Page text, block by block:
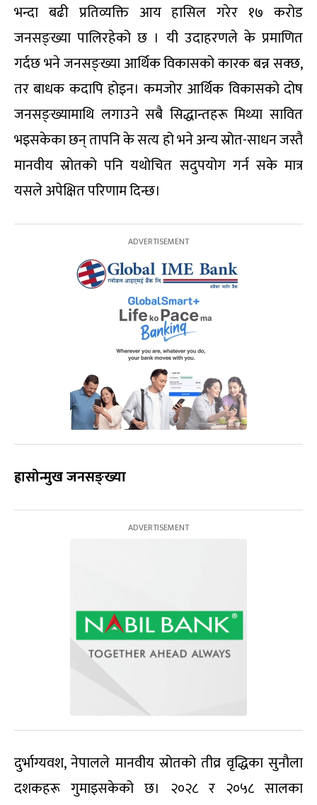
भन्दा बढी प्रतिव्यक्ति आय हासिल गरेर १७ करोड
जनसङ्ख्या पालिरहेको छ । यी उदाहरणले के प्रमाणित
गर्दछ भने जनसङ्ख्या आर्थिक विकासको कारक बन्न सक्छ,
तर बाधक कदापि होइन। कमजोर आर्थिक विकासको दोष
जनसङ्ख्यामाथि लगाउने सबै सिद्धान्तहरू मिथ्या सावित
भइसकेका छन् तापनि के सत्य हो भने अन्य स्रोत-साधन जस्तै
मानवीय स्रोतको पनि यथोचित सदुपयोग गर्न सके मात्र
यसले अपेक्षित परिणाम दिन्छ।
ह्रासोन्मुख जनसङ्ख्या
दुर्भाग्यवश, नेपालले मानवीय स्रोतको तीव्र वृद्धिका सुनौला
दशकहरू गुमाइसकेको छ। २०२८ र २०५८ सालका